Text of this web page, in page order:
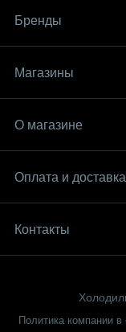
Бренды
Магазины
О магазине
Оплата и доставка
Контакты
Политика компании